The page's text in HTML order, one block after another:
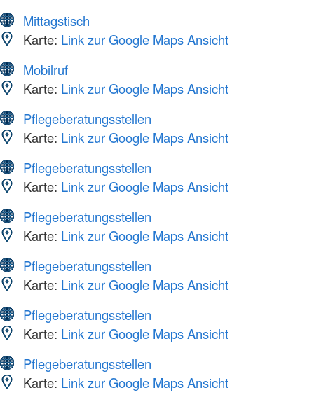
Mittagstisch
Karte: Link zur Google Maps Ansicht
Mobilruf
Karte: Link zur Google Maps Ansicht
Pflegeberatungsstellen
Karte: Link zur Google Maps Ansicht
Pflegeberatungsstellen
Karte: Link zur Google Maps Ansicht
Pflegeberatungsstellen
Karte: Link zur Google Maps Ansicht
Pflegeberatungsstellen
Karte: Link zur Google Maps Ansicht
Pflegeberatungsstellen
Karte: Link zur Google Maps Ansicht
Pflegeberatungsstellen
Karte: Link zur Google Maps Ansicht